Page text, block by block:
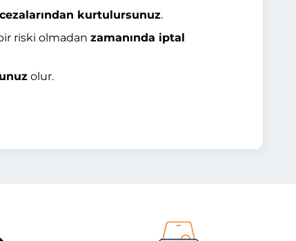
kurtulursunuz.
riski olmadan zamanında iptal
olur.